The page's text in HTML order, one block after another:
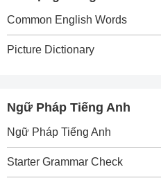
Common English Words
Picture Dictionary
Ngữ Pháp Tiếng Anh
Ngữ Pháp Tiếng Anh
Starter Grammar Check